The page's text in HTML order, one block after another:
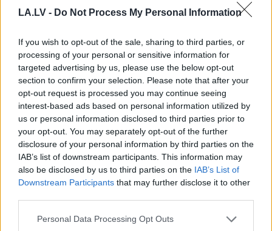
LA.LV - Do Not Process My Personal Information
If you wish to opt-out of the sale, sharing to third parties, or
processing of your personal or sensitive information for
targeted advertising by us, please use the below opt-out
section to confirm your selection. Please note that after your
opt-out request is processed you may continue seeing
interest-based ads based on personal information utilized by
us or personal information disclosed to third parties prior to
your opt-out. You may separately opt-out of the further
disclosure of your personal information by third parties on the
IAB’s list of downstream participants. This information may
also be disclosed by us to third parties on the IAB’s List of
Downstream Participants that may further disclose it to other
Please note that this website/app uses one or more Google
Personal Data Processing Opt Outs
LA.LV aicina portāla lietotājus, rakstot komentārus, ievērot
pieklājību, nekurināt naidu un iztikt bez rupjībām.
Pievieno komentāru
LASĪTĀKIE
Ārsti nosauc četrus augļus ar kuru ēšanu
pēc 45 gadu vecuma nevajadzētu pārlieku
aizrauties
3zodiaka zīmes šajā nedēļas nogalē
kārtīgi “nodos uguņus”, bet vienai – labāk